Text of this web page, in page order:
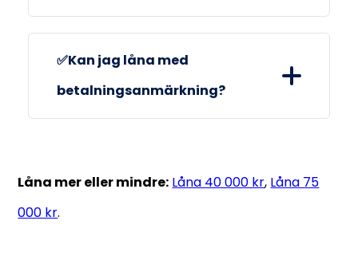
utbetalning kan du räkna med att få
pengarna samma dag.
✅Kan jag låna med
betalningsanmärkning?
du har en betalningsanmärkning.
Låna mer eller mindre: Låna 40 000 kr, Låna 75
000 kr.